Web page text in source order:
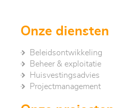
Onze diensten
Beleidsontwikkeling
Beheer & exploitatie
Huisvestingsadvies
Project­management